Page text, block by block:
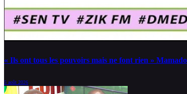
« Ils ont tous les pouvoirs mais ne font rien »
5 août 2026